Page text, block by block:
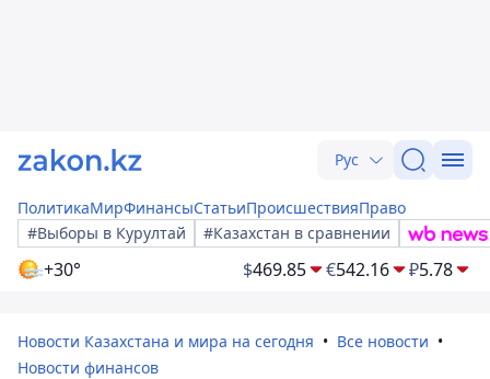
Рус
ПолитикаМирФинансыСтатьиПроисшествияПраво
#Выборы в Курултай
#Казахстан в сравнении
+30° $469.85 €542.16 ₽5.78
Новости Казахстана и мира на сегодня
Все новости
Новости финансов